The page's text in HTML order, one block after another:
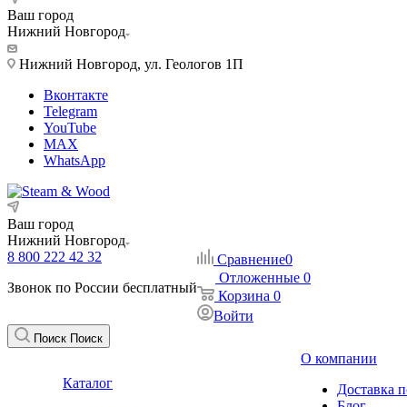
Ваш город
Нижний Новгород
Нижний Новгород, ул. Геологов 1П
Вконтакте
Telegram
YouTube
MAX
WhatsApp
Ваш город
Нижний Новгород
8 800 222 42 32
Звонок по России бесплатный
Сравнение0
Отложенные 0
Корзина 0
Войти
Поиск Поиск
Каталог
О компании
Доставка